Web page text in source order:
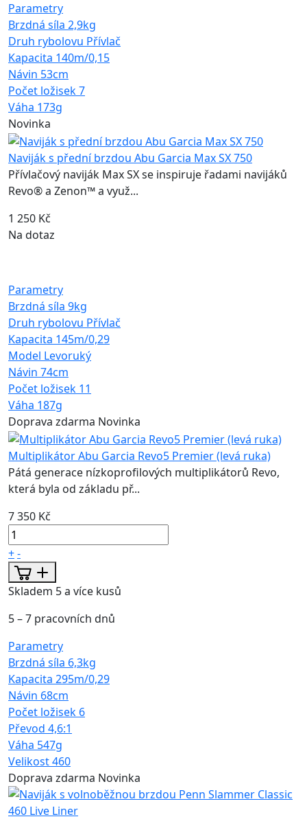
Parametry
Brzdná síla 2,9kg
Druh rybolovu Přívlač
Kapacita 140m/0,15
Návin 53cm
Počet ložisek7
Váha 173g
Novinka
Naviják s přední brzdou Abu Garcia Max SX 750
Přívlačový naviják Max SX se inspiruje řadami navijáků
Revo® a Zenon™ a využ...
1 250 Kč
Na dotaz
Parametry
Brzdná síla 9kg
Druh rybolovu Přívlač
Kapacita 145m/0,29
Model Levoruký
Návin 74cm
Počet ložisek 11
Váha 187g
Doprava zdarma Novinka
Multiplikátor Abu Garcia Revo5 Premier (levá ruka)
Pátá generace nízkoprofilových multiplikátorů Revo,
která byla od základu př...
7 350 Kč
+-
Skladem 5 a více kusů
5 – 7 pracovních dnů
Parametry
Brzdná síla 6,3kg
Kapacita 295m/0,29
Návin 68cm
Počet ložisek 6
Převod 4,6:1
Váha 547g
Velikost460
Doprava zdarma Novinka